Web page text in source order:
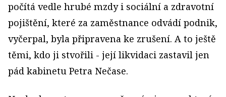
počítá vedle hrubé mzdy i sociální a zdravotní
pojištění, které za zaměstnance odvádí podnik,
vyčerpal, byla připravena ke zrušení. A to ještě
těmi, kdo ji stvořili - její likvidaci zastavil jen
pád kabinetu Petra Nečase.